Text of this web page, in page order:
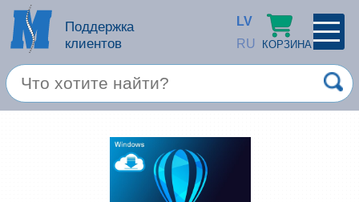
Поддержка
клиентов
LV
RU
КОРЗИНА
Зарегестрироваться
Спец. предложение